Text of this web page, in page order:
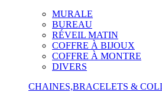
MURALE
BUREAU
RÉVEIL MATIN
COFFRE À BIJOUX
COFFRE À MONTRE
DIVERS
CHAINES,BRACELETS &